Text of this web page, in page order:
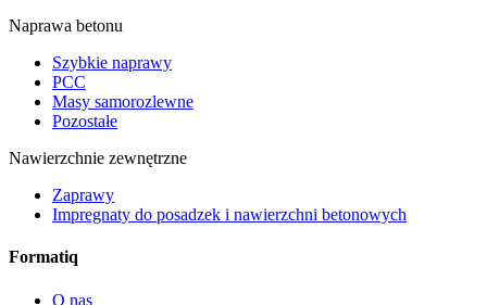
Naprawa betonu
Szybkie naprawy
PCC
Masy samorozlewne
Pozostałe
Nawierzchnie zewnętrzne
Zaprawy
Impregnaty do posadzek i nawierzchni betonowych
Formatiq
O nas